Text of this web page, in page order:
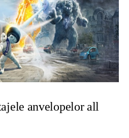
anvelopelor all